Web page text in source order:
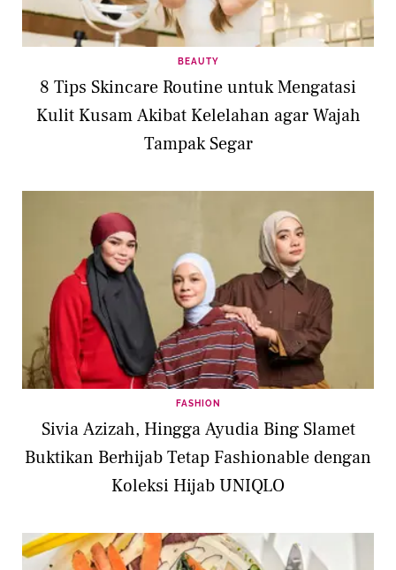
BEAUTY
8 Tips Skincare Routine untuk Mengatasi
Kulit Kusam Akibat Kelelahan agar Wajah
Tampak Segar
FASHION
Sivia Azizah, Hingga Ayudia Bing Slamet
Buktikan Berhijab Tetap Fashionable dengan
Koleksi Hijab UNIQLO